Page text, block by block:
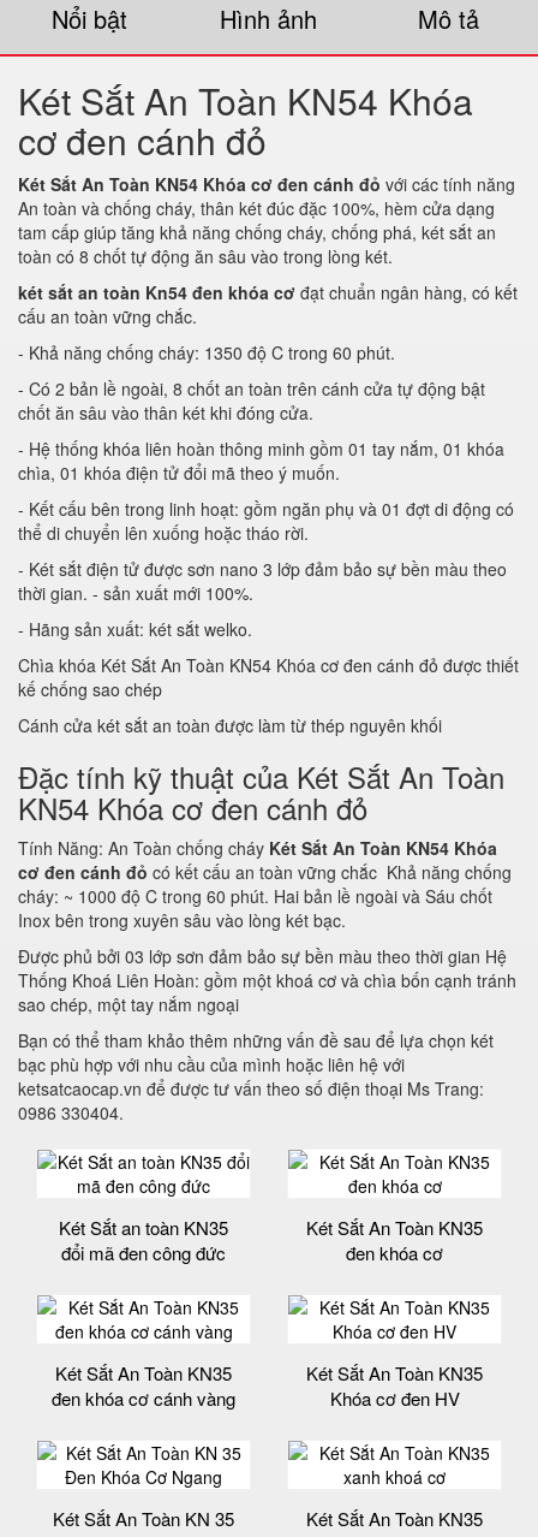
Nổi bật Hình ảnh Mô tả
Két Sắt An Toàn KN54 Khóa
cơ đen cánh đỏ
Két Sắt An Toàn KN54 Khóa cơ đen cánh đỏ với các tính năng
An toàn và chống cháy, thân két đúc đặc 100%, hèm cửa dạng
tam cấp giúp tăng khả năng chống cháy, chống phá, két sắt an
toàn có 8 chốt tự động ăn sâu vào trong lòng két.
két sắt an toàn Kn54 đen khóa cơ đạt chuẩn ngân hàng, có kết
cấu an toàn vững chắc.
- Khả năng chống cháy: 1350 độ C trong 60 phút.
- Có 2 bản lề ngoài, 8 chốt an toàn trên cánh cửa tự động bật
chốt ăn sâu vào thân két khi đóng cửa.
- Hệ thống khóa liên hoàn thông minh gồm 01 tay nắm, 01 khóa
chìa, 01 khóa điện tử đổi mã theo ý muốn.
- Kết cấu bên trong linh hoạt: gồm ngăn phụ và 01 đợt di động có
thể di chuyển lên xuống hoặc tháo rời.
- Két sắt điện tử được sơn nano 3 lớp đảm bảo sự bền màu theo
thời gian. - sản xuất mới 100%.
- Hãng sản xuất: két sắt welko.
Chìa khóa Két Sắt An Toàn KN54 Khóa cơ đen cánh đỏ được thiết
kế chống sao chép
Cánh cửa két sắt an toàn được làm từ thép nguyên khối
Đặc tính kỹ thuật của Két Sắt An Toàn
KN54 Khóa cơ đen cánh đỏ
Tính Năng: An Toàn chống cháy Két Sắt An Toàn KN54 Khóa
cơ đen cánh đỏ có kết cấu an toàn vững chắc Khả năng chống
cháy: ~ 1000 độ C trong 60 phút. Hai bản lề ngoài và Sáu chốt
Inox bên trong xuyên sâu vào lòng két bạc.
Được phủ bởi 03 lớp sơn đảm bảo sự bền màu theo thời gian Hệ
Thống Khoá Liên Hoàn: gồm một khoá cơ và chìa bốn cạnh tránh
sao chép, một tay nắm ngoại
Bạn có thể tham khảo thêm những vấn đề sau để lựa chọn két
bạc phù hợp với nhu cầu của mình hoặc liên hệ với
ketsatcaocap.vn để được tư vấn theo số điện thoại Ms Trang:
0986 330404.
Két Sắt an toàn KN35
đổi mã đen công đức
Két Sắt An Toàn KN35
đen khóa cơ
Két Sắt An Toàn KN35
đen khóa cơ cánh vàng
Két Sắt An Toàn KN35
Khóa cơ đen HV
Két Sắt An Toàn KN 35
Két Sắt An Toàn KN35